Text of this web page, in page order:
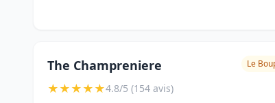
The Champreniere Le
★★★★★4.8/5 (154 avis)